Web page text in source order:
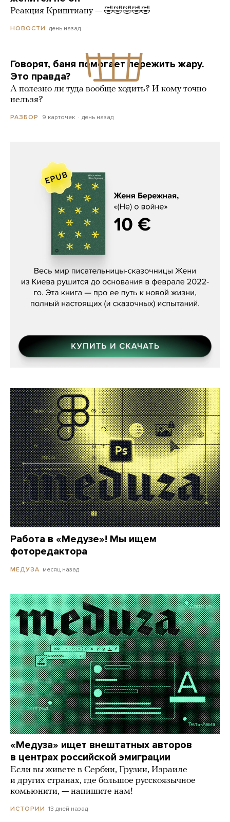
Реакция Криштиану — 🤣🤣🤣🤣🤣
НОВОСТИ день назад
Говорят, баня помогает пережить жару.
Это правда?
А полезно ли туда вообще ходить? И кому точно
нельзя?
РАЗБОР 9 карточек день назад
Женя Бережная, «(Не) о войне»
Работа в «Медузе»! Мы ищем
фоторедактора
МЕДУЗА месяц назад
«Медуза» ищет внештатных авторов
в центрах российской эмиграции
Если вы живете в Сербии, Грузии, Израиле
и других странах, где большое русскоязычное
комьюнити, — напишите нам!
ИСТОРИИ 13 дней назад